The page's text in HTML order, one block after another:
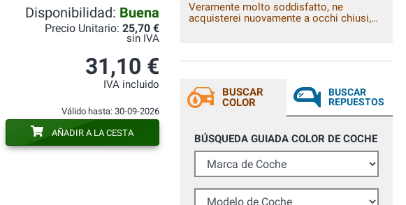
Disponibilidad: Buena
Precio Unitario: 25,70 €
sin IVA
31,10 €
IVA incluido
Válido hasta: 30-09-2026
AÑADIR A LA CESTA
Veramente molto soddisfatto, ne
acquisterei nuovamente a occhi chiusi,
BUSCAR
COLOR
BUSCAR
REPUESTOS
BÚSQUEDA GUIADA COLOR DE COCHE
Marca de Coche
Modelo de Coche